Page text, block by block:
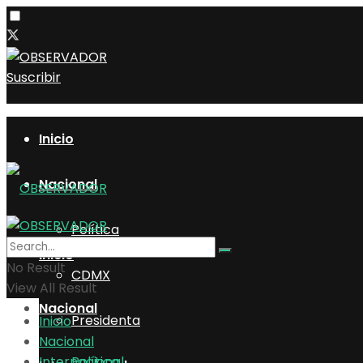
Suscribir
Inicio
Nacional
Política
CDMX
Presidenta
Inicio
Nacional
No Result
View All Result
Inicio
Nacional